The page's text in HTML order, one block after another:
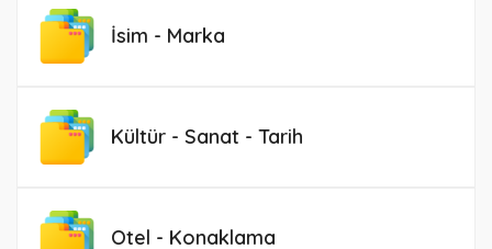
İsim - Marka
Kültür - Sanat - Tarih
Otel - Konaklama